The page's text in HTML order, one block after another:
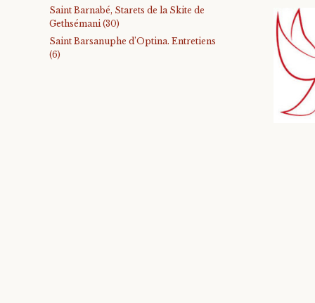
Saint Barnabé, Starets de la Skite de
Gethsémani (30)
Saint Barsanuphe d’Optina. Entretiens
(6)